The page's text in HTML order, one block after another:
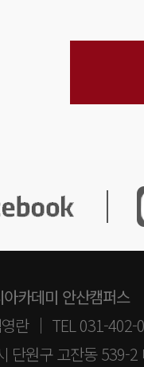
카데미 안산캠퍼스
영란 │ TEL 031-
단원구 고잔동 539-2